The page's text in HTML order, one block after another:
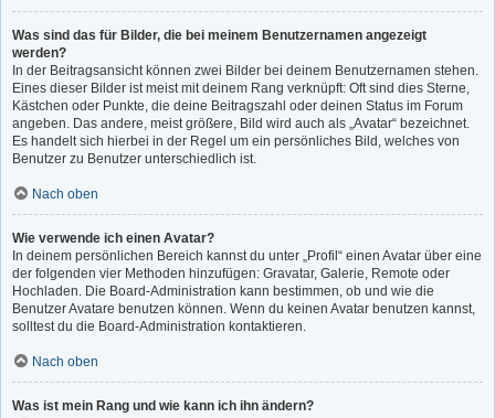
Was sind das für Bilder, die bei meinem Benutzernamen angezeigt
werden?
In der Beitragsansicht können zwei Bilder bei deinem Benutzernamen stehen.
Eines dieser Bilder ist meist mit deinem Rang verknüpft: Oft sind dies Sterne,
Kästchen oder Punkte, die deine Beitragszahl oder deinen Status im Forum
angeben. Das andere, meist größere, Bild wird auch als „Avatar“ bezeichnet.
Es handelt sich hierbei in der Regel um ein persönliches Bild, welches von
Benutzer zu Benutzer unterschiedlich ist.
Nach oben
Wie verwende ich einen Avatar?
In deinem persönlichen Bereich kannst du unter „Profil“ einen Avatar über eine
der folgenden vier Methoden hinzufügen: Gravatar, Galerie, Remote oder
Hochladen. Die Board-Administration kann bestimmen, ob und wie die
Benutzer Avatare benutzen können. Wenn du keinen Avatar benutzen kannst,
solltest du die Board-Administration kontaktieren.
Nach oben
Was ist mein Rang und wie kann ich ihn ändern?